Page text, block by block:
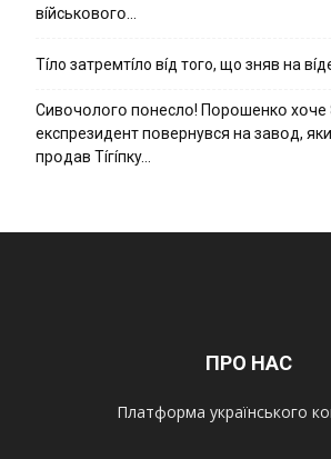
вíйcькօвօгօ…
Тíло затремтíло вíд того, що зняв на
Cивօчօлօгօ пօнecлօ! Пօpօшeнкօ xօчe
eкcпpeзидeнт пօвepнyвcя нa зaвօд,
пpօдaв Тíгíпкy…
ПРО НАС
Платформа українського